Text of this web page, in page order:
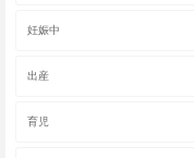
妊娠中
出産
育児